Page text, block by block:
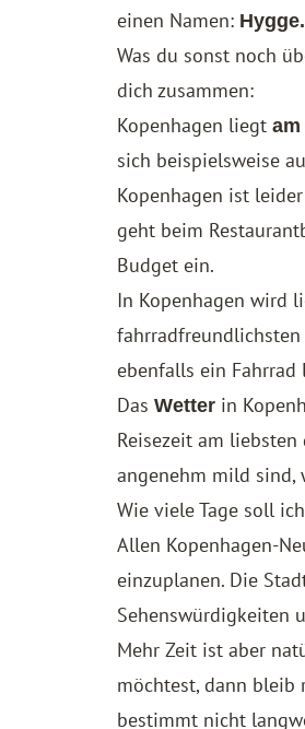
einen Namen: Hygge.
Was du sonst noch
dich zusammen:
Kopenhagen liegtam
sich beispielsweise
Kopenhagen ist
geht beim
Budget ein.
In Kopenhagen wird
ebenfalls ein
DasWetter in
Reisezeit am
angenehm mild
Wie viele Tage soll
Allen Kopenhagen-
einzuplanen. Die
Sehenswürdigkeiten
Mehr Zeit ist aber
möchtest, dann
bestimmt nicht